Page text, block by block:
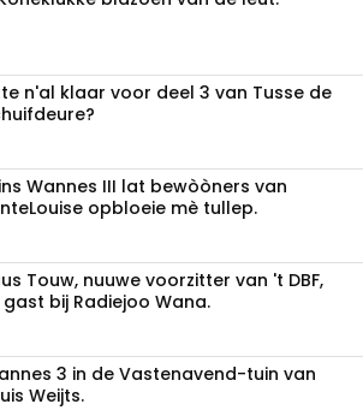
n'al klaar voor deel 3 van Tusse de
Wannes III lat bewòòners van
opbloeie mè tullep.
Touw, nuuwe voorzitter van 't DBF,
bij Radiejoo Wana.
3 in de Vastenavend-tuin van
Weijts.